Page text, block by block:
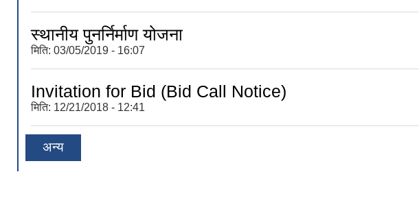
स्थानीय पुनर्निर्माण योजना
मिति: 03/05/2019 - 16:07
Invitation for Bid (Bid Call Notice)
मिति: 12/21/2018 - 12:41
अन्य